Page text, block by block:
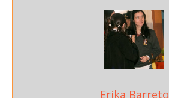
Erika Barreto